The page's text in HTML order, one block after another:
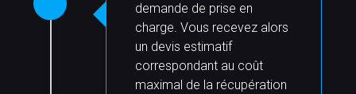
demande de prise en
charge. Vous recevez alors
un devis estimatif
correspondant au coût
maximal de la récupération